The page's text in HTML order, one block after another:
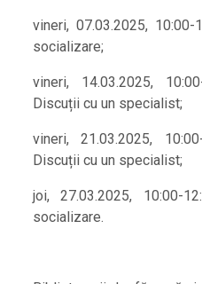
vineri, 07.03.2025,
socializare;
vineri, 14.03.2025,
Discuții cu un specialist;
vineri, 21.03.2025,
Discuții cu un specialist;
joi, 27.03.2025, 10:00-
socializare.